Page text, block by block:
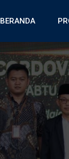
BERANDA